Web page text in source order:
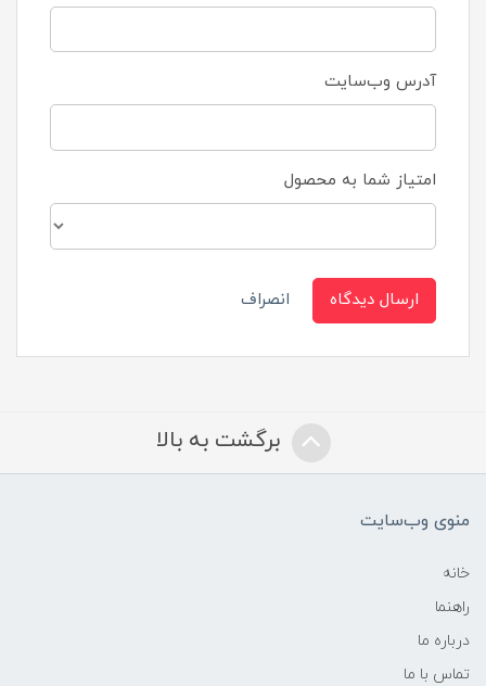
آدرس وب‌سایت
امتیاز شما به محصول
ارسال دیدگاه انصراف
برگشت به بالا
منوی وب‌سایت
خانه
راهنما
درباره ما
تماس با ما